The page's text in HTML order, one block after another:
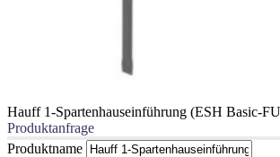
Hauff 1-Spartenhauseinführung (ESH Basic-
Produktanfrage
Produktname